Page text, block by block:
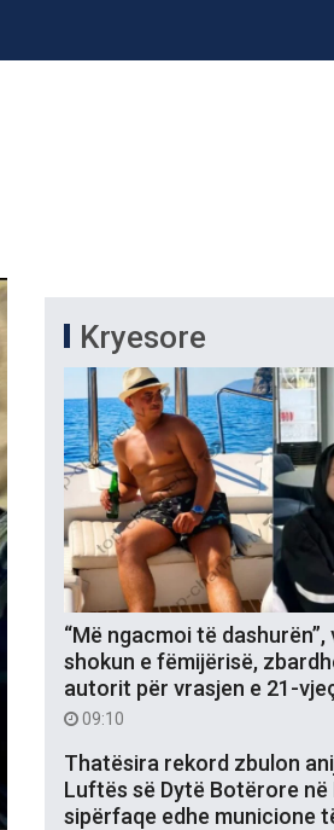
Kryesore
“Më ngacmoi të
shokun e fëmijërisë,
autorit për vrasjen e 21-
09:10
Thatësira rekord zbulon
Luftës së Dytë Botërore në
sipërfaqe edhe municione